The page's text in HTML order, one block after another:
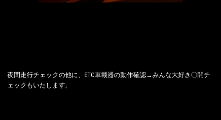
夜間走行チェックの他に、ETC車載器の動作確認→みんな大好き〇開チ
ェックもいたします。